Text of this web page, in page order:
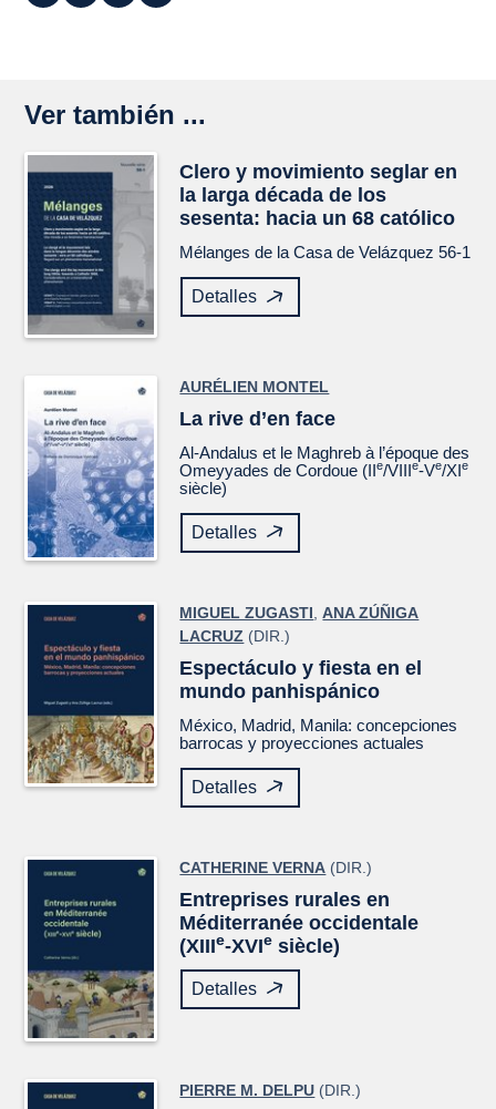
Ver también ...
Clero y movimiento seglar en
la larga década de los
sesenta: hacia un 68 católico
Mélanges de la Casa de Velázquez 56-1
Detalles
AURÉLIEN MONTEL
La rive d’en face
Al-Andalus et le Maghreb à l’époque des
Omeyyades de Cordoue (IIe/VIIIe-Ve/XIe
siècle)
Detalles
MIGUEL ZUGASTI ,ANA ZÚÑIGA
LACRUZ (DIR.)
Espectáculo y fiesta en el
mundo panhispánico
México, Madrid, Manila: concepciones
barrocas y proyecciones actuales
Detalles
CATHERINE VERNA (DIR.)
Entreprises rurales en
Méditerranée occidentale
(XIIIe-XVIe siècle)
Detalles
PIERRE M. DELPU (DIR.)